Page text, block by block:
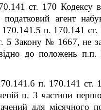
1 ст. 170 Кодексу
агент
170.141 .5 п. 170.141
5 Закону № 1667, не
до положень
1 .6 п. 170.141 ст.
п. 3 частини
для місячного